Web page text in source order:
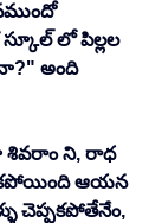
లో పిల్లల
అంది
శివరాం ని, రాధ
ఆయన
చెప్పకపోతేనేం,